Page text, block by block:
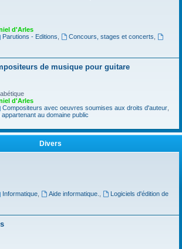
d'Arles
Parutions - Editions Concours, stages et concerts
de musique pour guitare
d'Arles
Compositeurs avec oeuvres soumises aux droits d'auteur,
au domaine public
Divers
Informatique, Aide informatique.
Logiciels d'édition de